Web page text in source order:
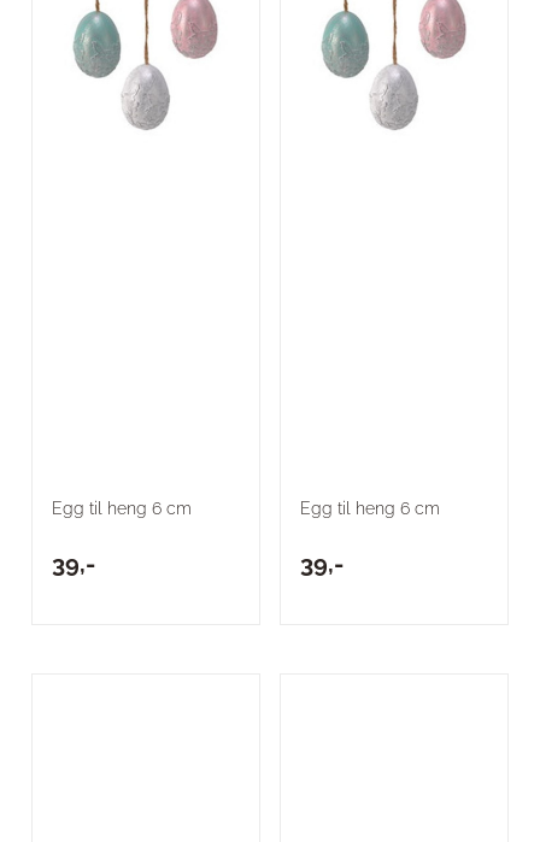
Egg til heng 6 cm
39,-
Egg til heng 6 cm
39,-